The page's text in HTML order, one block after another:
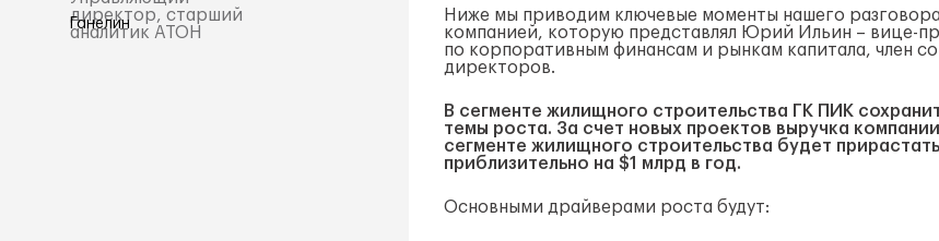
директор, старший
аналитик АТОН
Ниже мы приводим ключевые моменты нашего
компанией, которую представлял Юрий Ильин – вице-
по корпоративным финансам и рынкам капитала, член
директоров.
В сегменте жилищного строительства ГК ПИК
темы роста. За счет новых проектов выручка
сегменте жилищного строительства будет прирастать
приблизительно на $1 млрд в год.
Основными драйверами роста будут: